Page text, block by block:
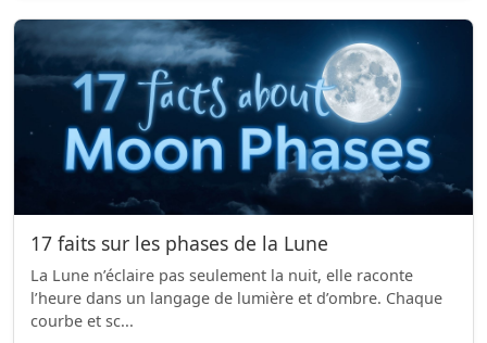
17 faits sur les phases de la Lune
La Lune n’éclaire pas seulement la nuit, elle raconte
l’heure dans un langage de lumière et d’ombre. Chaque
courbe et sc...